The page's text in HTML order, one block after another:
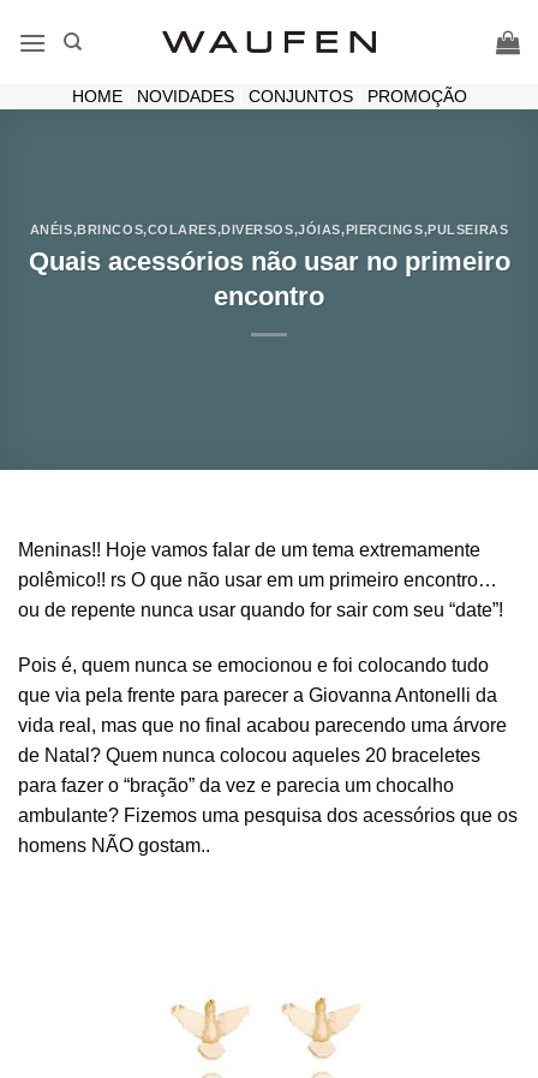
HOME| NOVIDADES| CONJUNTOS| PROMOÇÃO
ANÉIS,BRINCOS,COLARES,DIVERSOS,JÓIAS, PIERCINGS,PULSEIRAS
Quais acessórios não usar no primeiro
encontro
Meninas!! Hoje vamos falar de um tema extremamente
polêmico!! rs O que não usar em um primeiro encontro…
ou de repente nunca usar quando for sair com seu “date”!
Pois é, quem nunca se emocionou e foi colocando tudo
que via pela frente para parecer a Giovanna Antonelli da
vida real, mas que no final acabou parecendo uma árvore
de Natal? Quem nunca colocou aqueles 20 braceletes
para fazer o “bração” da vez e parecia um chocalho
ambulante? Fizemos uma pesquisa dos acessórios que os
homens NÃO gostam..